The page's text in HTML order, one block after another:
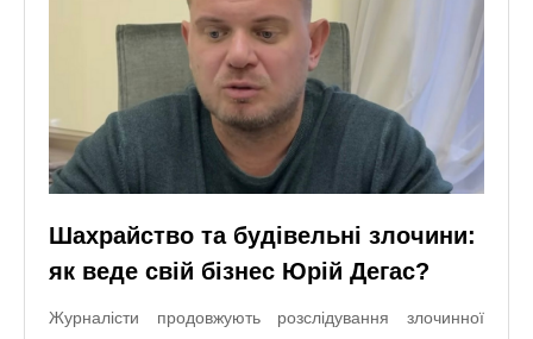
Шахрайство та будівельні злочини:
як веде свій бізнес Юрій Дегас?
Журналісти продовжують розслідування злочинної